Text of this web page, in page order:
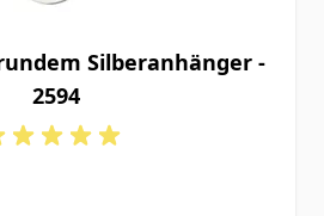
Silberanhänger -
2594